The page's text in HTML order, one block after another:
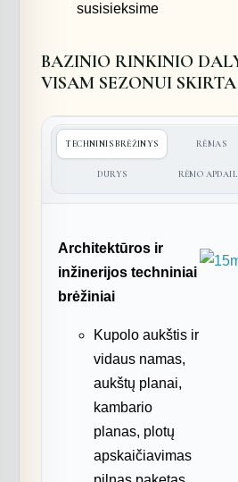
susisieksime
BAZINIO RINKINIO
VISAM SEZONUI
TECHNINIS BRĖŽINYS RĖMAS
DURYS RĖMO
Architektūros ir
inžinerijos techniniai
brėžiniai
Kupolo aukštis ir
vidaus namas,
aukštų planai,
kambario
planas, plotų
apskaičiavimas